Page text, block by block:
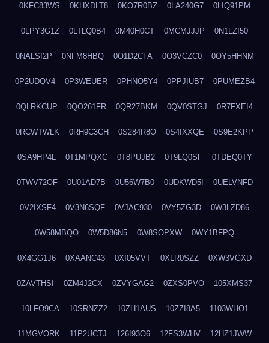
0KFC83WS 0KHXDLT8 0KO7R0BZ 0LA240G7 0LIQ91PM
0LPY3G1Z 0LTLQ0B4 0M40H0CT 0MCMJJJP 0N1LZI50
0NALSI2P 0NFM8HBQ 0O1D2CFA 0O3VCZC0 0OY5HHNM
0P2UDQV4 0P3WEUER 0PHNO5Y4 0PPJIUB7 0PUMEZB4
0QLRKCUP 0QO261FR 0QR27BKM 0QV0STGJ 0R7FXEI4
0RCWTWLK 0RH9C3CH 0S284R8O 0S4IXXQE 0S9E2KPP
0SA9HP4L 0T1MPQXC 0T8PUJB2 0T9LQ0SF 0TDEQ0TY
0TWV72OF 0U01AD7B 0U56W7B0 0UDKWD5I 0UELVNFD
0V2IXSF4 0V3N6SQF 0VJAC930 0VY5ZG3D 0W3LZD86
0W58MBQO 0W5D86N5 0W8SOPXW 0WY1BFPQ
0X4GG1J6 0XAANC43 0XI05VVT 0XLR0SZZ 0XW3VGXD
0ZAVTHSI 0ZM4J2CX 0ZVYGAG2 0ZXS0PVO 105XMS37
10LFO9CA 10SRNZZ2 10ZH1AUS 10ZZI8A5 1103WHO1
11MGVORK 11P2UCTJ 126I93O6 12FS3WHV 12HZ1JWW